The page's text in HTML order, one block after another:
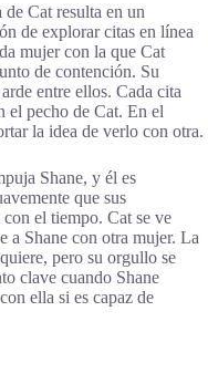
de Cat resulta en un
de explorar citas en línea
mujer con la que Cat
de contención. Su
entre ellos. Cada cita
el pecho de Cat. En el
la idea de verlo con otra.
Shane, y él es
que sus
el tiempo. Cat se ve
a Shane con otra mujer. La
pero su orgullo se
clave cuando Shane
ella si es capaz de